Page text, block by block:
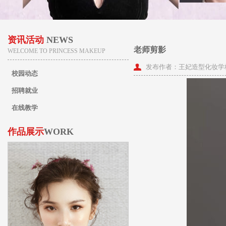
资讯活动 NEWS
WELCOME TO PRINCESS MAKEUP
校园动态
招聘就业
在线教学
作品展示WORK
老师剪影
发布作者：王妃造型化妆学